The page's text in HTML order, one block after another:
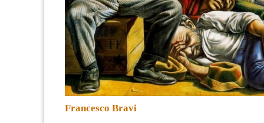
Francesco Bravi